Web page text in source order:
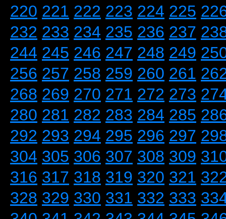
220 221 222 223 224 225
232 233 234 235 236 237
244 245 246 247 248 249
256 257 258 259 260 261
268 269 270 271 272 273
280 281 282 283 284 285
292 293 294 295 296 297
304 305 306 307 308 309
316 317 318 319 320 321
328 329 330 331 332 333